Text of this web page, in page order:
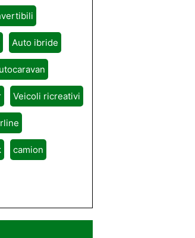
Auto ibride
Veicoli ricreativi
camion